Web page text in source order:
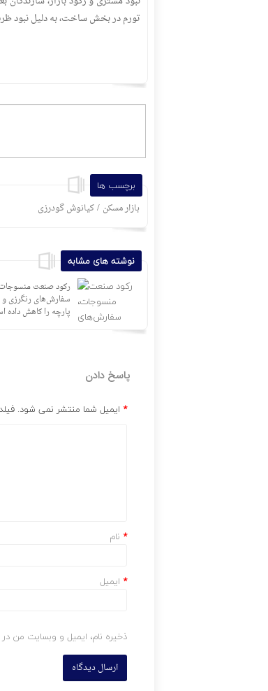
تورم در بخش ساخت، به دلیل نبود
برچسب ها
بازار مسکن /کیانوش گودرزی
نوشته های مشابه
رکود صنعت
سفارش‌های رنگرزی
پارچه را کاهش داده
پاسخ دادن
ایمیل شما منتشر نمی شود. *
نام *
ایمیل *
ذخیره نام، ایمیل و وبسایت من